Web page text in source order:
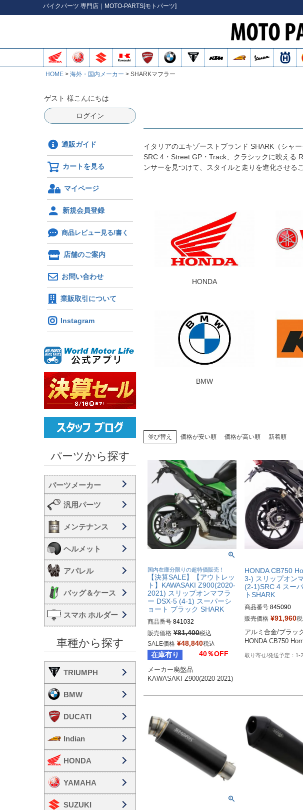
バイクパーツ 専門店｜MOTO-PARTS[モトパーツ]
HOME 海外・国内メーカー SHARKマフラー
ゲスト 様こんにちは
ログイン
通販ガイド
カートを見る
マイページ
新規会員登録
商品レビュー見る/書く
店舗のご案内
お問い合わせ
業販取引について
Instagram
パーツから探す
汎用パーツ
メンテナンス
ヘルメット
アパレル
バッグ＆ケース
スマホ ホルダー
車種から探す
TRIUMPH
BMW
DUCATI
Indian
HONDA
YAMAHA
SUZUKI
イタリアのエキゾーストブランド SHARK（シャ
SRC 4・Street GP・Track、クラシックに映える
ンサーを見つけて、スタイルと走りを進化させる
HONDA
BMW
並び替え 価格が安い順 価格が高い順 新着順
国内在庫分限りの超特価販売！
【決算SALE】【アウトレッ
ト】KAWASAKI Z900(2020-
2021) スリップオンマフラ
ー DSX-5 (4-1) スーパーシ
ョート ブラック SHARK
商品番号 841032
販売価格 ¥81,400税込
SALE価格 ¥48,840税込
在庫有り 40％OFF
メーカー廃盤品
KAWASAKI Z900(2020-2021)
HONDA CB750
3-) スリップオン
(2-1)SRC 4 スー
トSHARK
商品番号 845090
販売価格 ¥91,960
アルミ合金/ブラッ
HONDA CB750
1-